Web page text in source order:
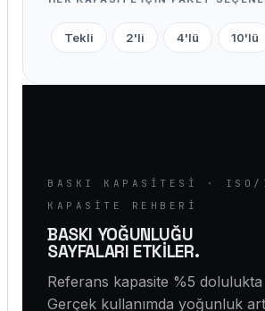
Tekli 2'li 4'lü 10'lü
BASKI KAPASITESI · ISO/
KAPASITE REHBERI
BASKI YOĞUNLUĞU
SAYFALARI ETKİLER.
Referans kapasite %5
Gerçek kullanımda yoğunluk